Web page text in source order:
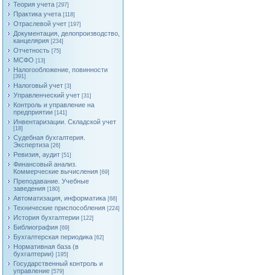
Теория учета [297]
Практика учета [118]
Отраслевой учет [197]
Документация, делопроизводство,
канцелярия [234]
Отчетность [75]
МСФО [13]
Налогообложение, повинности
[391]
Налоговый учет [3]
Управленческий учет [31]
Контроль и управление на
предприятии [141]
Инвентаризации. Складской учет
[18]
Судебная бухгалтерия.
Экспертиза [26]
Ревизия, аудит [51]
Финансовый анализ.
Коммерческие вычисления [69]
Преподавание. Учебные
заведения [180]
Автоматизация, информатика [68]
Технические приспособления [224]
История бухгалтерии [122]
Библиография [69]
Бухгалтерская периодика [62]
Нормативная база (в
бухгалтерии) [195]
Государственный контроль и
управление [579]